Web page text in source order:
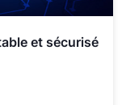
et sécurisé